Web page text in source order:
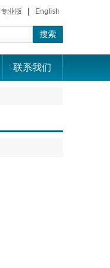
专业版 | English
联系我们